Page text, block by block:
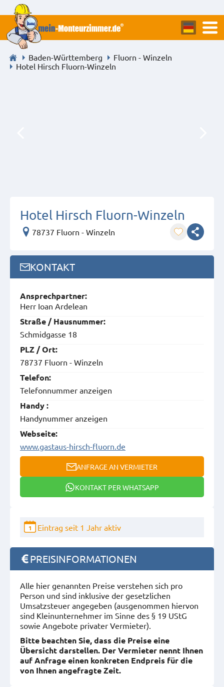
Baden-Württemberg
Fluorn - Winzeln
Hotel Hirsch Fluorn-Winzeln
Hotel Hirsch Fluorn-Winzeln
78737 Fluorn - Winzeln
KONTAKT
Ansprech­partner:
Herr Ioan Ardelean
Straße / Hausnummer:
Schmidgasse 18
PLZ / Ort:
78737 Fluorn - Winzeln
Telefon:
Telefonnummer anzeigen
Handy :
Handynummer anzeigen
Webseite:
www.gastaus-hirsch-fluorn.de
ANFRAGE AN VERMIETER
KONTAKT PER WHATSAPP
1 Eintrag seit 1 Jahr aktiv
PREISINFORMATIONEN
Alle hier genannten Preise verstehen sich pro
Person und sind inklusive der gesetzlichen
Umsatzsteuer angegeben (ausgenommen hiervon
sind Kleinunternehmer im Sinne des § 19 UStG
sowie Angebote privater Vermieter).
Bitte beachten Sie, dass die Preise eine
Übersicht darstellen. Der Vermieter nennt Ihnen
auf Anfrage einen konkreten Endpreis für die
von Ihnen angefragte Zeit.